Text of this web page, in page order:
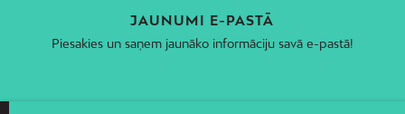
JAUNUMI E-PASTĀ
Piesakies un saņem jaunāko informāciju savā e-pastā!